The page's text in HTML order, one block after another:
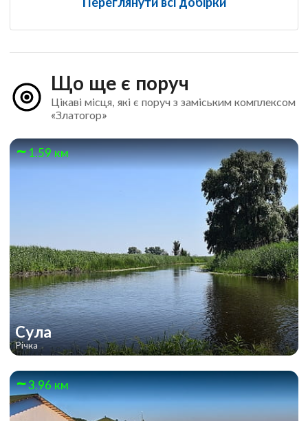
Що ще є поруч
Цікаві місця, які є поруч з заміським комплексом
«Златогор»
1.59 км
Сула
Річка
3.96 км